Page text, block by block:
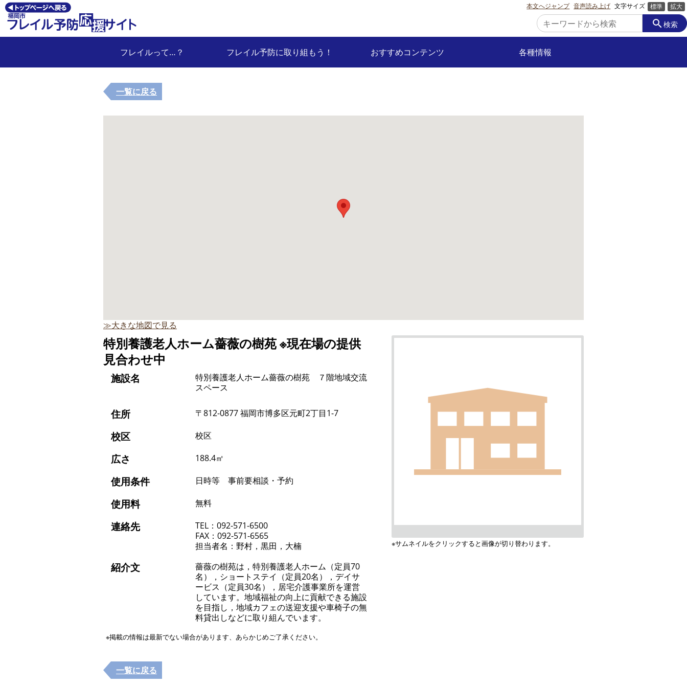
本文へジャンプ 音声読み上げ 文字サイズ 標準 拡大
search検索
フレイルって…？ フレイル予防に取り組もう！ おすすめコンテンツ 各種情報
一覧に戻る
≫大きな地図で見る
特別養護老人ホーム薔薇の樹苑 ※現在場の提供
見合わせ中
施設名
特別養護老人ホーム薔薇の樹苑 ７階地域交流
スペース
住所 〒812-0877 福岡市博多区元町2丁目1-7
校区 校区
広さ 188.4㎡
使用条件 日時等 事前要相談・予約
使用料 無料
連絡先
TEL：092-571-6500
FAX：092-571-6565
担当者名：野村，黒田，大楠
紹介文
薔薇の樹苑は，特別養護老人ホーム（定員70
名），ショートステイ（定員20名），デイサ
ービス（定員30名），居宅介護事業所を運営
しています。地域福祉の向上に貢献できる施設
を目指し，地域カフェの送迎支援や車椅子の無
料貸出しなどに取り組んでいます。
※掲載の情報は最新でない場合があります、あらかじめご了承ください。
※サムネイルをクリックすると画像が切り替わります。
一覧に戻る